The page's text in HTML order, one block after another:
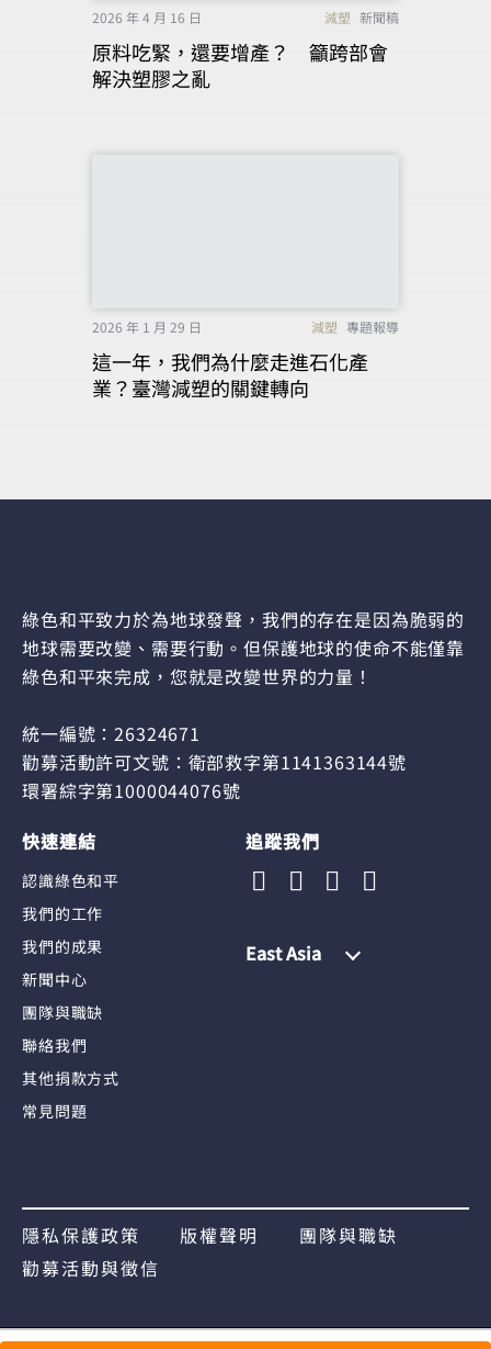
2026 年 4 月 16 日 減塑 新聞稿
原料吃緊，還要增產？ 籲跨部會
解決塑膠之亂
2026 年 1 月 29 日 減塑 專題報導
這一年，我們為什麼走進石化產
業？臺灣減塑的關鍵轉向
綠色和平致力於為地球發聲，我們的存在是因為脆弱的
地球需要改變、需要行動。但保護地球的使命不能僅靠
綠色和平來完成，您就是改變世界的力量！
統一編號：26324671
勸募活動許可文號：衛部救字第1141363144號
環署綜字第1000044076號
快速連結
認識綠色和平
我們的工作
我們的成果
新聞中心
團隊與職缺
聯絡我們
其他捐款方式
常見問題
追蹤我們
East Asia
隱私保護政策 版權聲明
團隊與職缺
勸募活動與徵信